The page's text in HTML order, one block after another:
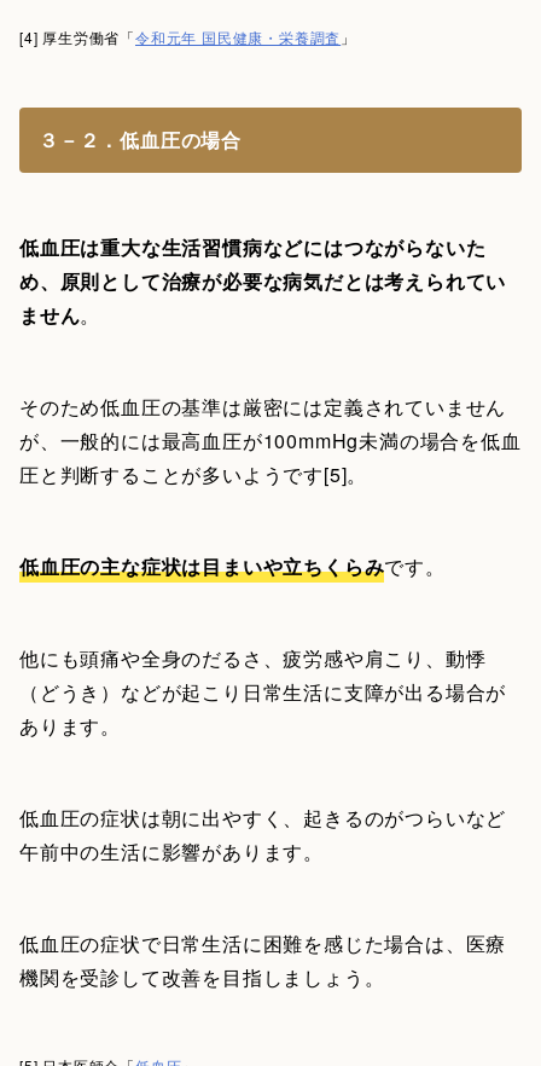
[4] 厚生労働省「令和元年 国民健康・栄養調査 」
３－２．低血圧の場合
低血圧は重大な生活習慣病などにはつながらないた
め、原則として治療が必要な病気だとは考えられてい
ません。
そのため低血圧の基準は厳密には定義されていません
が、一般的には最高血圧が100mmHg未満の場合を低血
圧と判断することが多いようです[5]。
低血圧の主な症状は目まいや立ちくらみです。
他にも頭痛や全身のだるさ、疲労感や肩こり、動悸
（どうき）などが起こり日常生活に支障が出る場合が
あります。
低血圧の症状は朝に出やすく、起きるのがつらいなど
午前中の生活に影響があります。
低血圧の症状で日常生活に困難を感じた場合は、医療
機関を受診して改善を目指しましょう。